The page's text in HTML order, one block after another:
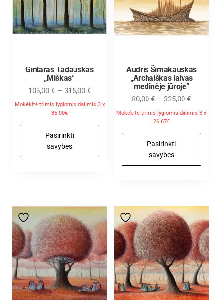
Gintaras Tadauskas
„Miškas”
105,00 € – 315,00 €
Mokėkite trimis lygiomis dalimis 3 x
35.00€
Pasirinkti
savybes
Audris Šimakauskas
„Archaiškas laivas
medinėje jūroje”
80,00€ – 325,00€
Mokėkite trimis lygiomis dalimis 3 x
26.67€
Pasirinkti
savybes